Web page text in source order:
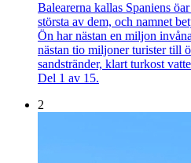
Balearerna kallas Spaniens
största av dem, och namnet
Ön har nästan en miljon
nästan tio miljoner turister till
sandstränder, klart turkost
Del 1 av 15.
2